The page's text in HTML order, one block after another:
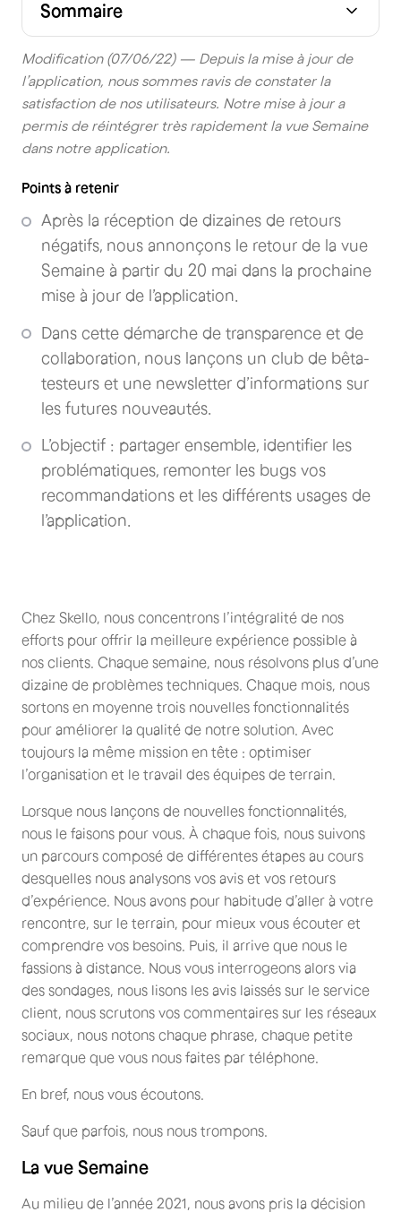
Modification (07/06/22) — Depuis la mise à jour de
l’application, nous sommes ravis de constater la
satisfaction de nos utilisateurs. Notre mise à jour a
permis de réintégrer très rapidement la vue Semaine
dans notre application.
Points à retenir
Après la réception de dizaines de retours
négatifs, nous annonçons le retour de la vue
Semaine à partir du 20 mai dans la prochaine
mise à jour de l’application.
Dans cette démarche de transparence et de
collaboration, nous lançons un club de bêta-
testeurs et une newsletter d’informations sur
les futures nouveautés.
L’objectif : partager ensemble, identifier les
problématiques, remonter les bugs vos
recommandations et les différents usages de
l’application.
Chez Skello, nous concentrons l’intégralité de nos
efforts pour offrir la meilleure expérience possible à
nos clients. Chaque semaine, nous résolvons plus d’une
dizaine de problèmes techniques. Chaque mois, nous
sortons en moyenne trois nouvelles fonctionnalités
pour améliorer la qualité de notre solution. Avec
toujours la même mission en tête : optimiser
l’organisation et le travail des équipes de terrain.
Lorsque nous lançons de nouvelles fonctionnalités,
nous le faisons pour vous. À chaque fois, nous suivons
un parcours composé de différentes étapes au cours
desquelles nous analysons vos avis et vos retours
d’expérience. Nous avons pour habitude d’aller à votre
rencontre, sur le terrain, pour mieux vous écouter et
comprendre vos besoins. Puis, il arrive que nous le
fassions à distance. Nous vous interrogeons alors via
des sondages, nous lisons les avis laissés sur le service
client, nous scrutons vos commentaires sur les réseaux
sociaux, nous notons chaque phrase, chaque petite
remarque que vous nous faites par téléphone.
En bref, nous vous écoutons.
Sauf que parfois, nous nous trompons.
La vue Semaine
Au milieu de l’année 2021, nous avons pris la décision
Sommaire